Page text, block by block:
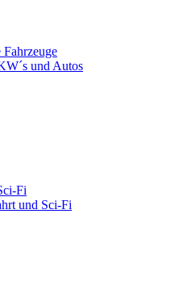
Fahrzeuge
und Autos
Fi
und Sci-Fi